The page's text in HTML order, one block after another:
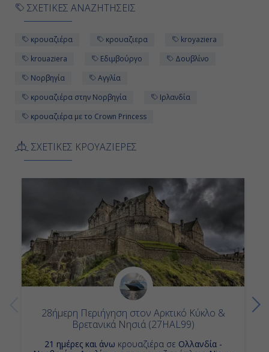
Χάβρη (Παρίσι), Γαλλία
Ημέρα 12η
Σαουθάμπτον (Λονδίνο), Αγγλία
05:00
Αποβίβαση
ΣΧΕΤΙΚΕΣ ΑΝΑΖΗΤΗΣΕΙΣ
κρουαζιέρα κρουαζιερα
kroyaziera
krouaziera
Εδιμβούργο
Δουβλίνο
Νορβηγία
Αγγλία
κρουαζιέρα στην Νορβηγία
Ιρλανδία
κρουαζιέρα με το Crown Princess
ΣΧΕΤΙΚΕΣ ΚΡΟΥΑΖΙΕΡΕΣ
28ήμερη Περιήγηση στον Αρκτικό Κύκλο &
Βρετανικά Νησιά (27HAL99)
21 ημέρες και άνω κρουαζιέρα σε Ολλανδία -